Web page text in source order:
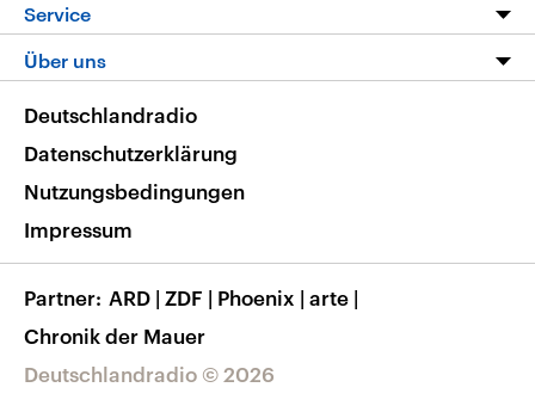
Nachrichtenleicht
Neue Beiträge auf dlf.de
Podcasts
Deutschlandfunk App
Nachrichten App
Frequenzen
Service
FAQ
Veranstaltungen
Musikliste
RSS
Über uns
Barrierefreiheit
Deutschlandradio © 2026
Deutschlandradio
Datenschutzerklärung
Nutzungsbedingungen
Impressum
Partner ARD | ZDF | Phoenix | arte |
Chronik der Mauer